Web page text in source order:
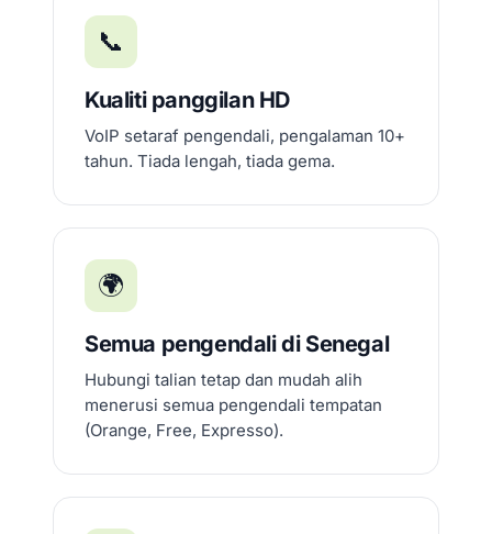
📞
Kualiti panggilan HD
VoIP setaraf pengendali, pengalaman 10+
tahun. Tiada lengah, tiada gema.
🌍
Semua pengendali di Senegal
Hubungi talian tetap dan mudah alih
menerusi semua pengendali tempatan
(Orange, Free, Expresso).